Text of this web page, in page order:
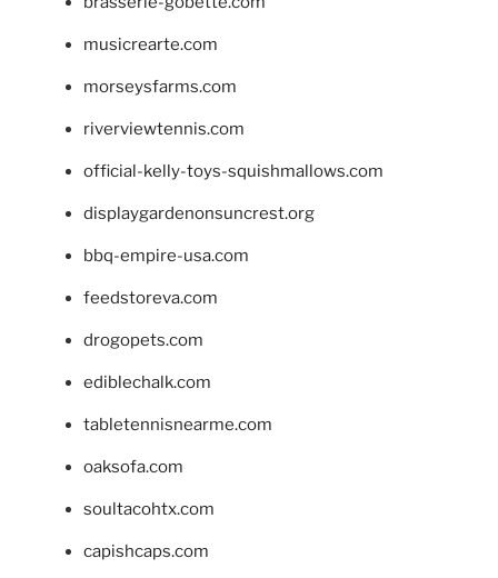
musicrearte.com
morseysfarms.com
riverviewtennis.com
official-kelly-toys-squishmallows.com
displaygardenonsuncrest.org
bbq-empire-usa.com
feedstoreva.com
drogopets.com
ediblechalk.com
tabletennisnearme.com
oaksofa.com
soultacohtx.com
capishcaps.com